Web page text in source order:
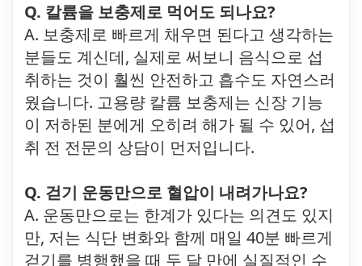
Q. 칼륨을 보충제로 먹어도 되나요?
A. 보충제로 빠르게 채우면 된다고 생각하는
분들도 계신데, 실제로 써보니 음식으로 섭
취하는 것이 훨씬 안전하고 흡수도 자연스러
웠습니다. 고용량 칼륨 보충제는 신장 기능
이 저하된 분에게 오히려 해가 될 수 있어, 섭
취 전 전문의 상담이 먼저입니다.
Q. 걷기 운동만으로 혈압이 내려가나요?
A. 운동만으로는 한계가 있다는 의견도 있지
만, 저는 식단 변화와 함께 매일 40분 빠르게
걷기를 병행했을 때 두 달 만에 실질적인 수